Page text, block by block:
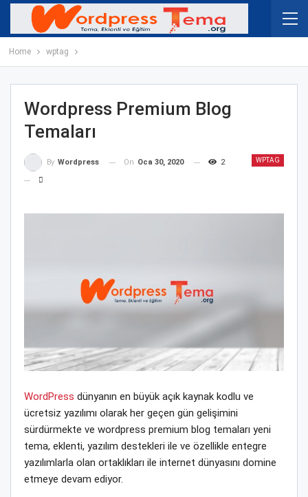
Home wptag
Wordpress Premium Blog
Temaları
WPTAG
By Wordpress On Oca 30, 2020 2
WordPress dünyanın en büyük açık kaynak kodlu ve
ücretsiz yazılımı olarak her geçen gün gelişimini
sürdürmekte ve wordpress premium blog temaları yeni
tema, eklenti, yazılım destekleri ile ve özellikle entegre
yazılımlarla olan ortaklıkları ile internet dünyasını domine
etmeye devam ediyor.